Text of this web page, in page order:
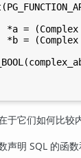
*a =
*b =
于它们如何比较
声明 SQL 的函数